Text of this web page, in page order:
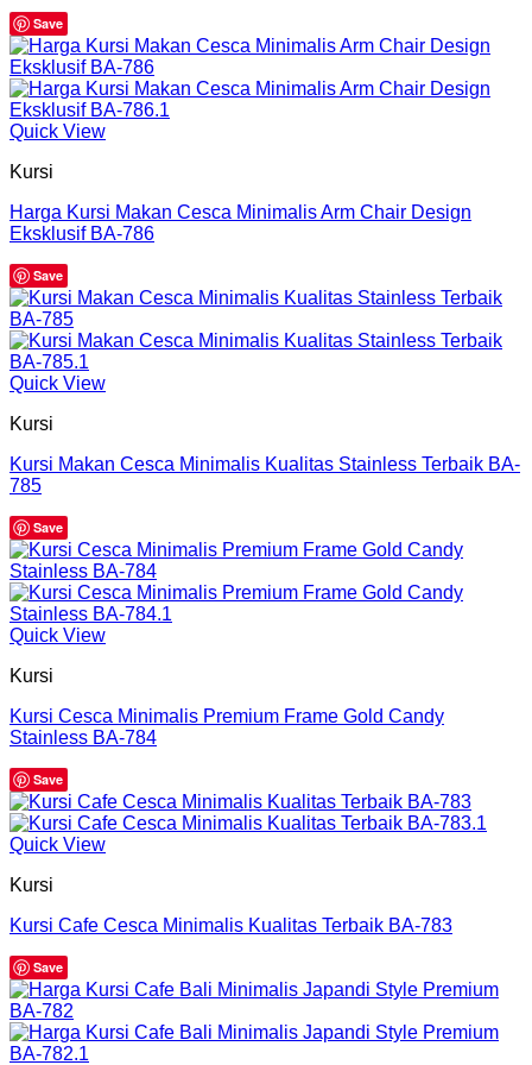
Save
Quick View
Kursi
Harga Kursi Makan Cesca Minimalis Arm Chair Design
Eksklusif BA-786
Save
Quick View
Kursi
Kursi Makan Cesca Minimalis Kualitas Stainless Terbaik BA-
785
Save
Quick View
Kursi
Kursi Cesca Minimalis Premium Frame Gold Candy
Stainless BA-784
Save
Quick View
Kursi
Kursi Cafe Cesca Minimalis Kualitas Terbaik BA-783
Save